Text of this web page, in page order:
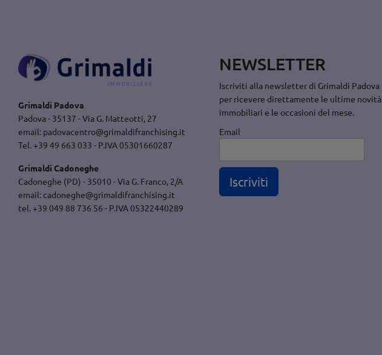
Grimaldi Padova
Padova - 35137 - Via G. Matteotti, 27
email: padovacentro@grimaldifranchising.it
Tel. +39 49 663 033 - P.IVA 05301660287
Grimaldi Cadoneghe
Cadoneghe (PD) - 35010 - Via G. Franco, 2/A
email:cadoneghe@grimaldifranchising.it
tel. +39 049 88 736 56 - P.IVA 05322440289
NEWSLETTER
Iscriviti alla newsletter di Grimaldi Padova
per ricevere direttamente le ultime novità
immobiliari e le occasioni del mese.
Email
Iscriviti